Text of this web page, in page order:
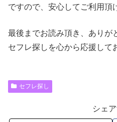
ですので、安心してご利用頂
最後までお読み頂き、ありが
セフレ探しを心から応援して
セフレ探し
シェ